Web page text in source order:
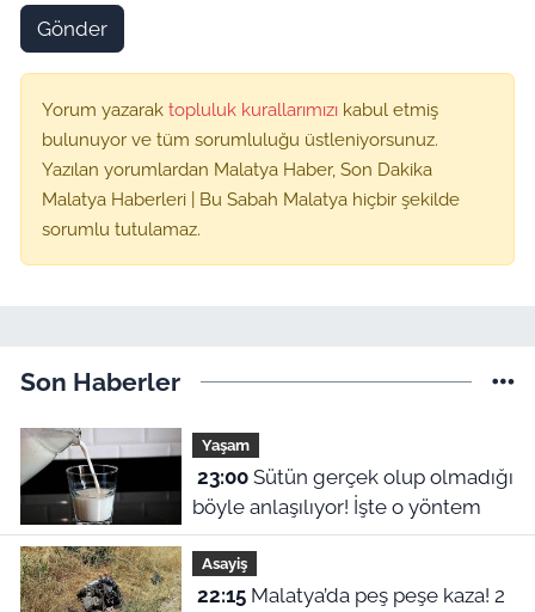
Gönder
Yorum yazarak topluluk kurallarımızı kabul etmiş
bulunuyor ve tüm sorumluluğu üstleniyorsunuz.
Yazılan yorumlardan Malatya Haber, Son Dakika
Malatya Haberleri | Bu Sabah Malatya hiçbir şekilde
sorumlu tutulamaz.
Son Haberler
Yaşam
23:00Sütün gerçek olup olmadığı
böyle anlaşılıyor! İşte o yöntem
Asayiş
22:15Malatya’da peş peşe kaza! 2